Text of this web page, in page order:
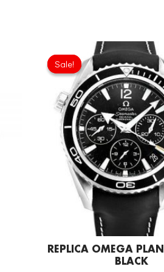
Sale!
Sale!
REPLICA OMEGA
BLACK
Original
price
was: